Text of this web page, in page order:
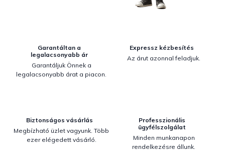
Garantáltan a
legalacsonyabb ár
Garantáljuk Önnek a
legalacsonyabb árat a piacon.
Expressz kézbesítés
Az árut azonnal feladjuk.
Biztonságos vásárlás
Megbízható üzlet vagyunk. Több
ezer elégedett vásárló.
Professzionális
ügyfélszolgálat
Minden munkanapon
rendelkezésre állunk.